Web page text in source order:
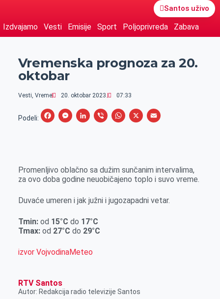
Santos uživo
Izdvajamo Vesti Emisije Sport Poljoprivreda Zabava
Vremenska prognoza za 20.
oktobar
Vesti, Vreme 20. oktobar 2023. 07:33
Podeli:
F
b
o
o
M
e
n
g
r
L
e
d
I
V
r
W
s
A
p
X
E
l
Promenljivo oblačno sa dužim sunčanim intervalima,
za ovo doba godine neuobičajeno toplo i suvo vreme.
Duvaće umeren i jak južni i jugozapadni vetar.
Tmin:od 15°C do 17°C
Tmax: od 27°C do 29°C
izvor VojvodinaMeteo
RTV Santos
Autor: Redakcija radio televizije Santos